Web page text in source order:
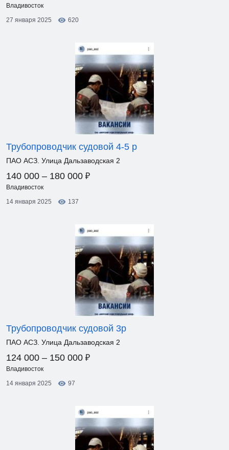
Владивосток
27 января 2025
620
Трубопроводчик судовой 4-5 р
ПАО АСЗ. Улица Дальзаводская 2
140 000 – 180 000 ₽
Владивосток
14 января 2025
137
Трубопроводчик судовой 3р
ПАО АСЗ. Улица Дальзаводская 2
124 000 – 150 000 ₽
Владивосток
14 января 2025
97